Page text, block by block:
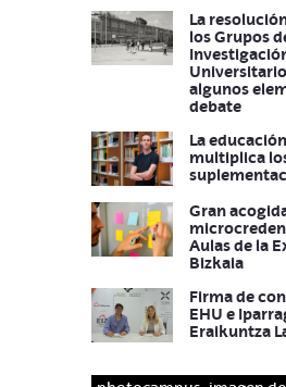
La
los Grupos
algunos
debate
La
multiplica
Gran
Aulas de la
Bizkaia
Firma de
EHU e
Eraikuntza